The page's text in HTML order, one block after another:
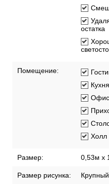
остатка
Помещение:
Кухня
Офис
Холл
Размер: 0,53м x
Размер рисунка: Крупный